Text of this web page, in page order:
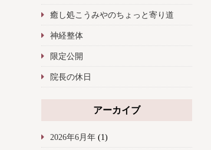
癒し処こうみやのちょっと寄り道
神経整体
限定公開
院長の休日
アーカイブ
2026年6月年(1)